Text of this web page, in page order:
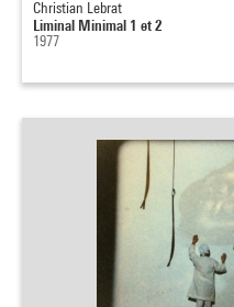
Christian Lebrat
Liminal Minimal 1 et 2
1977